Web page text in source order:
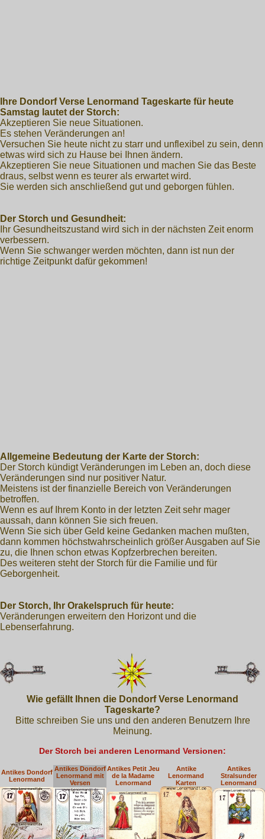
Ihre Dondorf Verse Lenormand Tageskarte für heute
Samstag lautet der Storch:
Akzeptieren Sie neue Situationen.
Es stehen Veränderungen an!
Versuchen Sie heute nicht zu starr und unflexibel zu sein, denn
etwas wird sich zu Hause bei Ihnen ändern.
Akzeptieren Sie neue Situationen und machen Sie das Beste
draus, selbst wenn es teurer als erwartet wird.
Sie werden sich anschließend gut und geborgen fühlen.
Der Storch und Gesundheit:
Ihr Gesundheitszustand wird sich in der nächsten Zeit enorm
verbessern.
Wenn Sie schwanger werden möchten, dann ist nun der
richtige Zeitpunkt dafür gekommen!
Allgemeine Bedeutung der Karte der Storch:
Der Storch kündigt Veränderungen im Leben an, doch diese
Veränderungen sind nur positiver Natur.
Meistens ist der finanzielle Bereich von Veränderungen
betroffen.
Wenn es auf Ihrem Konto in der letzten Zeit sehr mager
aussah, dann können Sie sich freuen.
Wenn Sie sich über Geld keine Gedanken machen mußten,
dann kommen höchstwahrscheinlich größer Ausgaben auf Sie
zu, die Ihnen schon etwas Kopfzerbrechen bereiten.
Des weiteren steht der Storch für die Familie und für
Geborgenheit.
Der Storch, Ihr Orakelspruch für heute:
Veränderungen erweitern den Horizont und die
Lebenserfahrung.
Wie gefällt Ihnen die Dondorf Verse Lenormand
Tageskarte?
Bitte schreiben Sie uns und den anderen Benutzern Ihre
Meinung.
Der Storch bei anderen Lenormand Versionen:
Antikes Dondorf
Lenormand
Antikes Dondorf
Lenormand mit
Versen
Antikes Petit Jeu
de la Madame
Lenormand
Antike
Lenormand
Karten
Antikes
Stralsunder
Lenormand